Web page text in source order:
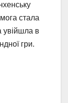
стала
увійшла в
гри.